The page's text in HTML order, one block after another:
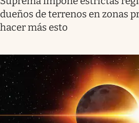
dueños de terrenos en zonas
hacer más esto